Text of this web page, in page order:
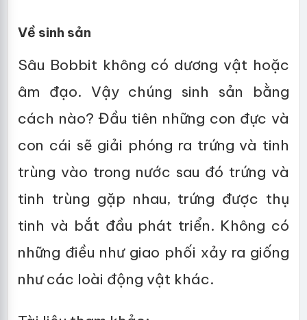
Về sinh sản
Sâu Bobbit không có dương vật hoặc
âm đạo. Vậy chúng sinh sản bằng
cách nào? Đầu tiên những con đực và
con cái sẽ giải phóng ra trứng và tinh
trùng vào trong nước sau đó trứng và
tinh trùng gặp nhau, trứng được thụ
tinh và bắt đầu phát triển. Không có
những điều như giao phối xảy ra giống
như các loài động vật khác.